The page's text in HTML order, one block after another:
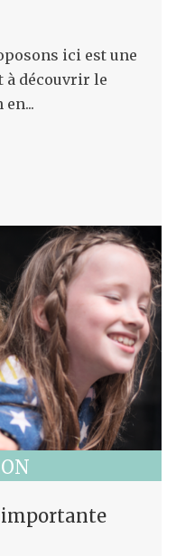
ici est une
à découvrir le
importante